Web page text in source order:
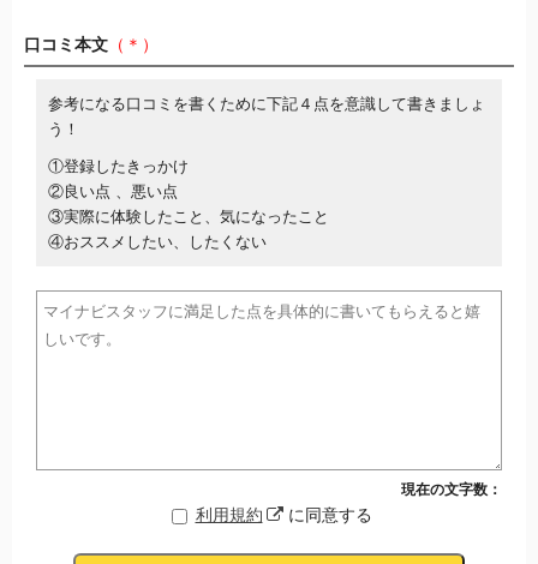
口コミ本文 （＊）
参考になる口コミを書くために下記４点を意識して書きましょ
う！
①登録したきっかけ
②良い点 、悪い点
③実際に体験したこと、気になったこと
④おススメしたい、したくない
現在の文字数：
利用規約 に同意する